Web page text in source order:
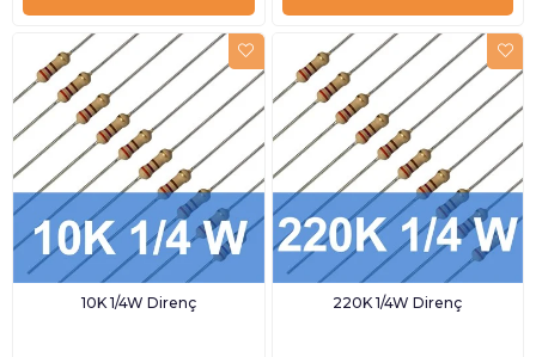
10K 1/4W Direnç 220K 1/4W Direnç